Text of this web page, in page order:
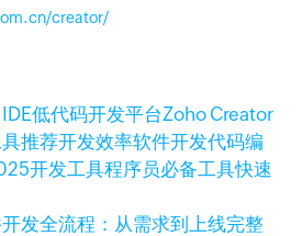
creator/
低代码开发平台Zoho Creator
推荐开发效率软件开发代码编
开发工具程序员必备工具快速
发全流程：从需求到上线完整